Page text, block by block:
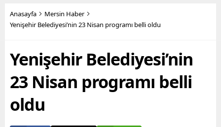
Başkanı Vahap Seçer’in
öncülüğünde hayata
manevi olarak nefes
alabilmesine destek
olmayı hedefleyen
Büyükşehir...
ekipleri, son olarak Bahçe
katlı iki ayrı metruk
yapının...
Anasayfa
Mersin Haber
Yenişehir Belediyesi’nin 23 Nisan programı belli oldu
Yenişehir Belediyesi’nin
23 Nisan programı belli
oldu